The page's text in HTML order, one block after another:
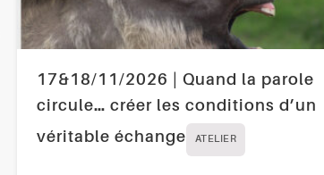
17&18/11/2026 | Quand la parole
circule… créer les conditions d’un
véritable échange
ATELIER